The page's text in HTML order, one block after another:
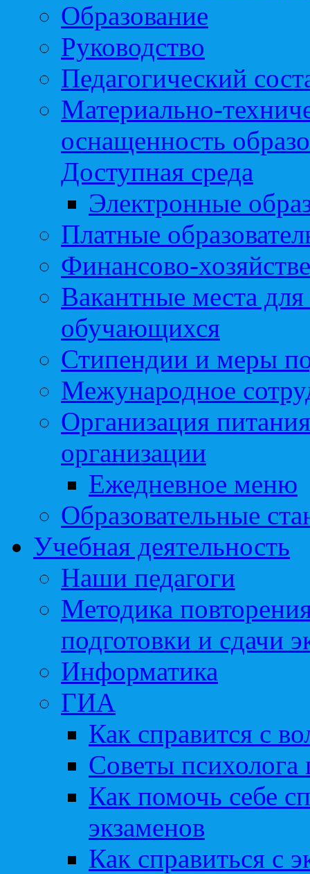
Образование
Руководство
Педагогический
Материально-
оснащенность
Доступная среда
Электронные
Платные
Финансово-
Вакантные места
обучающихся
Стипендии и меры
Межународное
Организация
организации
Ежедневное меню
Образовательные
Учебная деятельность
Наши педагоги
Методика
подготовки и сдачи
Информатика
ГИА
Как справится с
Советы
Как помочь себе
экзаменов
Как справиться с